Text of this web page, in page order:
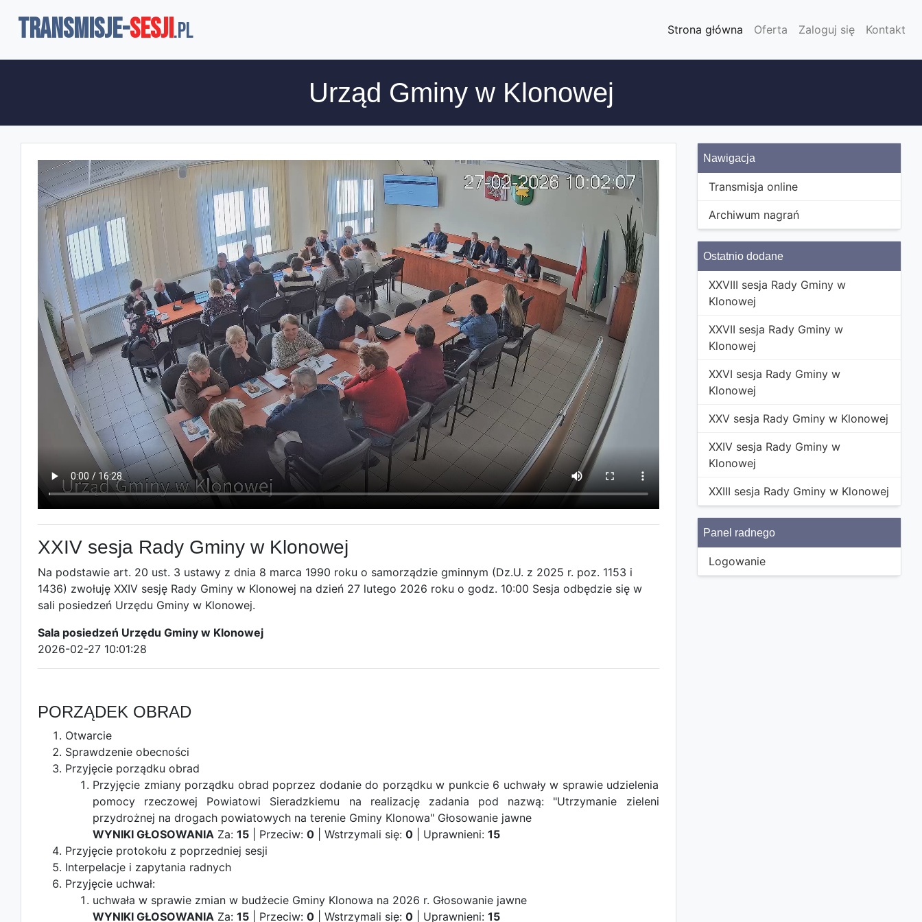
TRANSMISJE-SESJI.pl Strona główna Oferta Zaloguj się Kontakt
Urząd Gminy w Klonowej
XXIV sesja Rady Gminy w Klonowej
Na podstawie art. 20 ust. 3 ustawy z dnia 8 marca 1990 roku o samorządzie gminnym (Dz.U. z 2025 r. poz. 1153 i
1436) zwołuję XXIV sesję Rady Gminy w Klonowej na dzień 27 lutego 2026 roku o godz. 10:00 Sesja odbędzie się w
sali posiedzeń Urzędu Gminy w Klonowej.
Sala posiedzeń Urzędu Gminy w Klonowej
2026-02-27 10:01:28
PORZĄDEK OBRAD
Otwarcie
Sprawdzenie obecności
Przyjęcie porządku obrad
Przyjęcie zmiany porządku obrad poprzez dodanie do porządku w punkcie 6 uchwały w sprawie udzielenia
pomocy rzeczowej Powiatowi Sieradzkiemu na realizację zadania pod nazwą: "Utrzymanie zieleni
przydrożnej na drogach powiatowych na terenie Gminy Klonowa" Głosowanie jawne
WYNIKI GŁOSOWANIA Za: 15 | Przeciw: 0 | Wstrzymali się: 0 | Uprawnieni: 15
Przyjęcie protokołu z poprzedniej sesji
Interpelacje i zapytania radnych
Przyjęcie uchwał:
uchwała w sprawie zmian w budżecie Gminy Klonowa na 2026 r. Głosowanie jawne
WYNIKI GŁOSOWANIA Za: 15 | Przeciw: 0 | Wstrzymali się: 0 | Uprawnieni: 15
Nawigacja
Transmisja online
Archiwum nagrań
Ostatnio dodane
XXVIII sesja Rady Gminy w
Klonowej
XXVII sesja Rady Gminy w
Klonowej
XXVI sesja Rady Gminy w
Klonowej
XXV sesja Rady Gminy w Klonowej
XXIV sesja Rady Gminy w
Klonowej
XXIII sesja Rady Gminy w Klonowej
Panel radnego
Logowanie